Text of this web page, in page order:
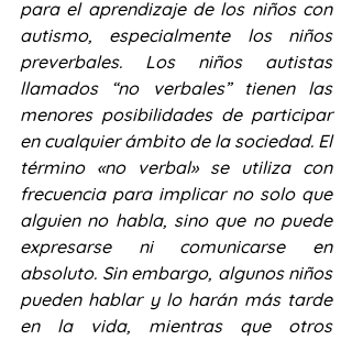
para el aprendizaje de los niños con
autismo, especialmente los niños
preverbales. Los niños autistas
llamados “no verbales” tienen las
menores posibilidades de participar
en cualquier ámbito de la sociedad. El
término «no verbal» se utiliza con
frecuencia para implicar no solo que
alguien no habla, sino que no puede
expresarse ni comunicarse en
absoluto. Sin embargo, algunos niños
pueden hablar y lo harán más tarde
en la vida, mientras que otros